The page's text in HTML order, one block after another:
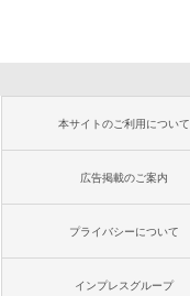
本サイトのご利用について
広告掲載のご案内
プライバシーについて
インプレスグループ